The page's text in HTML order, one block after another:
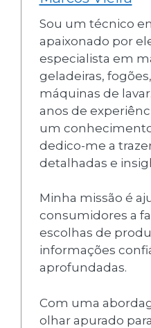
Sou um técnico
apaixonado por
especialista em
geladeiras,
máquinas de
anos de
um
dedico-me a
detalhadas e
Minha missão é
consumidores a
escolhas de
informações
aprofundadas.
Com uma
olhar apurado